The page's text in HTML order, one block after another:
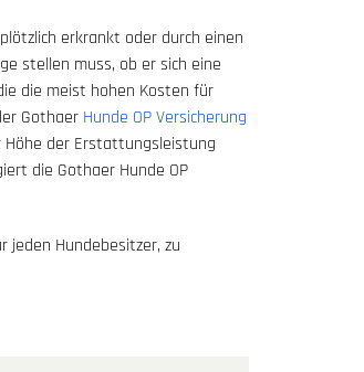
erkrankt oder durch einen
stellen muss, ob er sich eine
die meist hohen Kosten für
Gothaer Hunde OP Versicherung
Höhe der Erstattungsleistung
die Gothaer Hunde OP
jeden Hundebesitzer, zu